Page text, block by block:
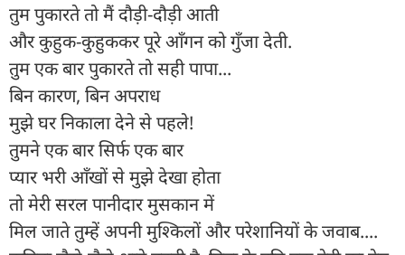
तुम पुकारते तो मैं दौड़ी-दौड़ी आती
और कुहुक-कुहुककर पूरे आँगन को गुँजा देती.
तुम एक बार पुकारते तो सही पापा...
बिन कारण, बिन अपराध
मुझे घर निकाला देने से पहले!
तुमने एक बार सिर्फ एक बार
प्यार भरी आँखों से मुझे देखा होता
तो मेरी सरल पानीदार मुसकान में
मिल जाते तुम्हें अपनी मुश्किलों और परेशानियों के जवाब....